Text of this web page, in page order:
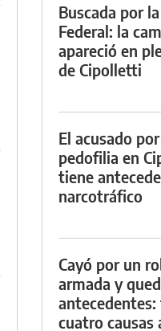
Buscada por
Federal: la
apareció en
de Cipolletti
El acusado
pedofilia en
tiene
narcotráfico
Cayó por un
armada y
cuatro causas